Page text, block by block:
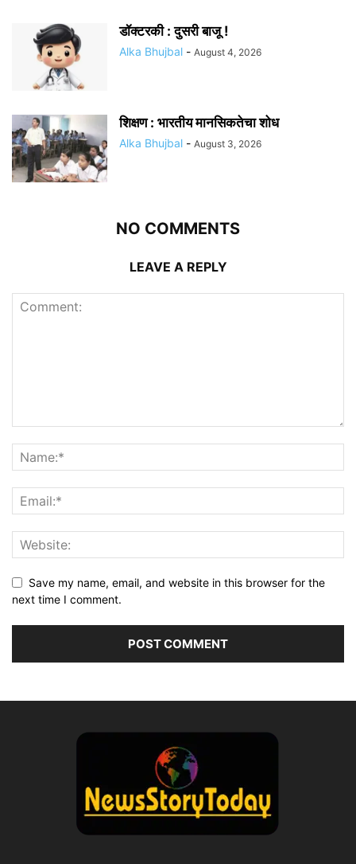
डॉक्टरकी : दुसरी बाजू !
Alka Bhujbal - August 4, 2026
शिक्षण : भारतीय मानसिकतेचा शोध
Alka Bhujbal - August 3, 2026
NO COMMENTS
LEAVE A REPLY
Save my name, email, and website in this browser for the
next time I comment.